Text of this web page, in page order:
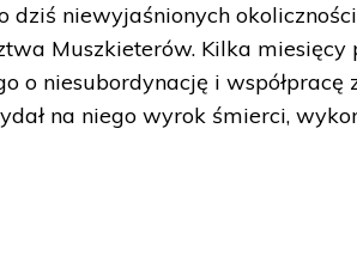
dziś niewyjaśnionych
Muszkieterów. Kilka
o niesubordynację i
na niego wyrok śmierci,